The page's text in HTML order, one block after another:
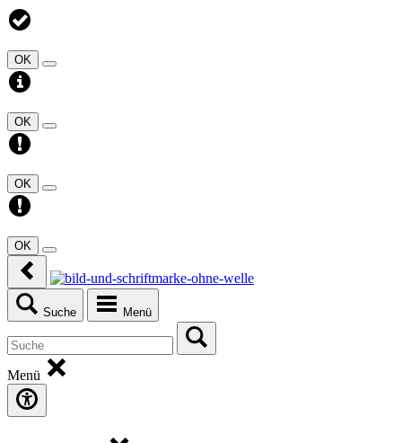
OK
OK
OK
OK
Suche Menü
Menü